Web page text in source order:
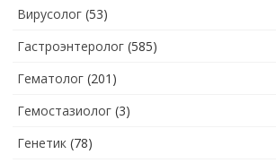
Вирусолог (53)
Гастроэнтеролог (585)
Гематолог (201)
Гемостазиолог (3)
Генетик (78)